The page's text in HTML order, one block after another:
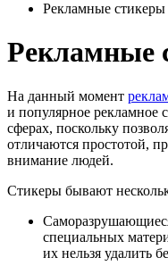
Рекламные стикеры
Рекламные
На данный момент
и популярное рекламное
сферах, поскольку
отличаются простотой,
внимание людей.
Стикеры бывают
специальных
их нельзя удалить